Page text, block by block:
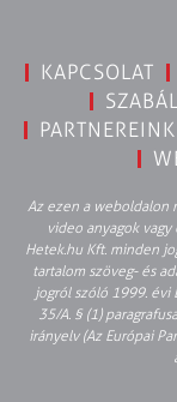
KAPCSOLAT
PARTNEREINK
Az ezen a weboldalon
video anyagok
Hetek.hu Kft. minden
tartalom szöveg- és
jogról szóló 1999. évi
35/A. § (1)
irányelv (Az Európai